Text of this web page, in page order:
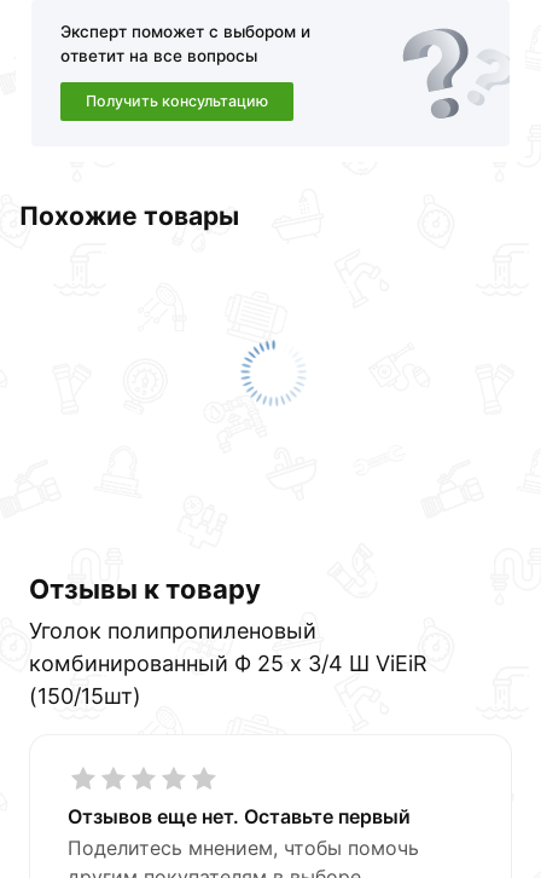
Эксперт поможет с выбором и
ответит на все вопросы
Получить консультацию
Похожие товары
Отзывы к товару
Уголок полипропиленовый
комбинированный Ф 25 х 3/4 Ш ViEiR
(150/15шт)
Отзывов еще нет. Оставьте первый
Поделитесь мнением, чтобы помочь